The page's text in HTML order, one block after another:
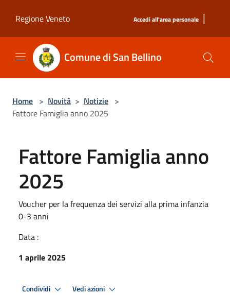
Regione Veneto
Accedi all'area personale |
Comune di San Bellino
Home > Novità > Notizie >
Fattore Famiglia anno 2025
Fattore Famiglia anno
2025
Voucher per la frequenza dei servizi alla prima infanzia
0-3 anni
Data :
1 aprile 2025
Condividi Vedi azioni